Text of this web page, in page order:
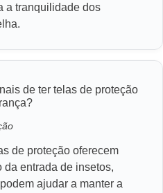
a tranquilidade dos
de ter telas de proteção
de proteção oferecem
da entrada de insetos,
ajudar a manter a